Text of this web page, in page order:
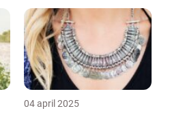
04 april 2025